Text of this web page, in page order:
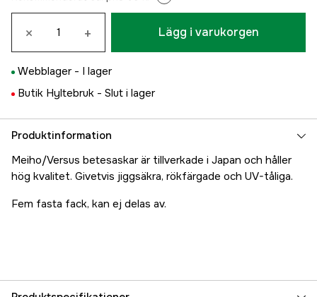
× + Lägg i varukorgen
Webblager - I lager
Butik Hyltebruk - Slut i lager
Produktinformation
Meiho/Versus betesaskar är tillverkade i Japan och håller
hög kvalitet. Givetvis jiggsäkra, rökfärgade och UV-tåliga.
Fem fasta fack, kan ej delas av.